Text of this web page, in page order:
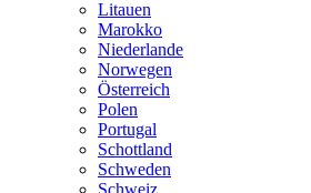
Litauen
Marokko
Niederlande
Norwegen
Österreich
Polen
Portugal
Schottland
Schweden
Schweiz